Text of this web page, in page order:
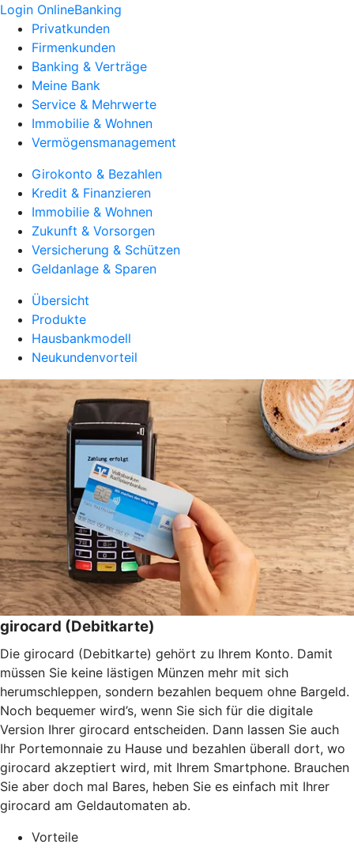
Login OnlineBanking
Privatkunden
Firmenkunden
Banking & Verträge
Meine Bank
Service & Mehrwerte
Immobilie & Wohnen
Vermögensmanagement
Girokonto & Bezahlen
Kredit & Finanzieren
Immobilie & Wohnen
Zukunft & Vorsorgen
Versicherung & Schützen
Geldanlage & Sparen
Übersicht
Produkte
Hausbankmodell
Neukundenvorteil
girocard (Debitkarte)
Die girocard (Debitkarte) gehört zu Ihrem Konto. Damit
müssen Sie keine lästigen Münzen mehr mit sich
herumschleppen, sondern bezahlen bequem ohne Bargeld.
Noch bequemer wird’s, wenn Sie sich für die digitale
Version Ihrer girocard entscheiden. Dann lassen Sie auch
Ihr Portemonnaie zu Hause und bezahlen überall dort, wo
girocard akzeptiert wird, mit Ihrem Smartphone. Brauchen
Sie aber doch mal Bares, heben Sie es einfach mit Ihrer
girocard am Geldautomaten ab.
Vorteile